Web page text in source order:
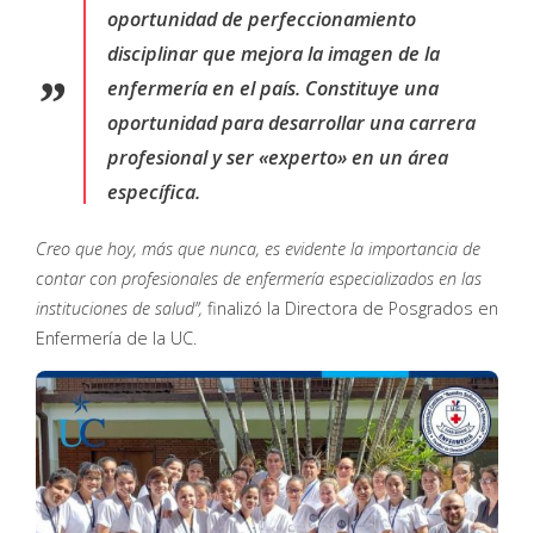
oportunidad de perfeccionamiento
disciplinar que mejora la imagen de la
enfermería en el país. Constituye una
oportunidad para desarrollar una carrera
profesional y ser «experto» en un área
específica.
Creo que hoy, más que nunca, es evidente la importancia de
contar con profesionales de enfermería especializados en las
instituciones de salud”, finalizó la Directora de Posgrados en
Enfermería de la UC.